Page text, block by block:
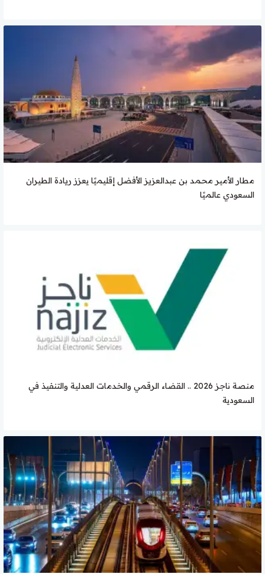
مطار الأمير محمد بن عبدالعزيز الأفضل إقليميًا يعزز ريادة الطيران
السعودي عالميًا
منصة ناجز 2026 .. القضاء الرقمي والخدمات العدلية والتنفيذ في
السعودية